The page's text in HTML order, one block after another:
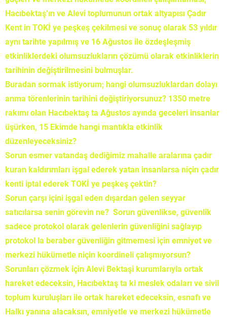
Hacıbektaş’ın ve Alevi toplumunun ortak altyapısı Çadır
Kent in TOKİ ye peşkeş çekilmesi ve sonuç olarak 53 yıldır
aynı tarihte yapılmış ve 16 Ağustos ile özdeşleşmiş
etkinliklerdeki olumsuzlukların çözümü olarak etkinliklerin
tarihinin değiştirilmesini bulmuşlar.
Buradan sormak istiyorum; hangi olumsuzluklardan dolayı
anma törenlerinin tarihini değiştiriyorsunuz? 1350 metre
rakımı olan Hacıbektaş ta Ağustos ayında geceleri insanlar
üşürken, 15 Ekimde hangi mantıkla etkinlik
düzenleyeceksiniz?
Sorun esmer vatandaş dediğimiz mahalle aralarına çadır
kuran kaldırımları işgal ederek yatan insanlarsa niçin çadır
kenti iptal ederek TOKİ ye peşkeş çektin?
Sorun çarşı içini işgal eden dışardan gelen seyyar
satıcılarsa senin görevin ne? Sorun güvenlikse, güvenlik
sadece protokol olarak gelenlerin güvenliğini sağlayıp
protokol la beraber güvenliğin gitmemesi için emniyet ve
merkezi hükümetle niçin koordineli çalışmıyorsun?
Sorunları çözmek için Alevi Bektaşi kurumlarıyla ortak
hareket edeceksin, Hacıbektaş ta ki meslek odaları ve sivil
toplum kuruluşları ile ortak hareket edeceksin, esnafı ve
Halkı yanına alacaksın, emniyetle ve merkezi hükümetle